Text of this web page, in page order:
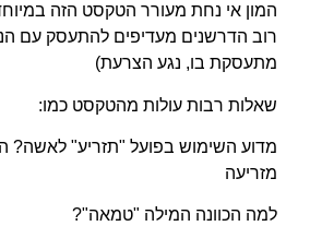
המון אי נחת מעורר הטקסט הזה במיוחד
רוב הדרשנים מעדיפים להתעסק עם
מתעסקת בו, נגע הצרעת)
שאלות רבות עולות מהטקסט כמו:
מדוע השימוש בפועל "תזריע" לאשה?
מזריעה
למה הכוונה המילה "טמאה"?